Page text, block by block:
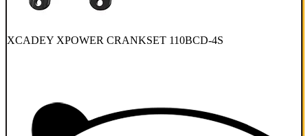
XCADEY XPOWER CRANKSET 110BCD-4S